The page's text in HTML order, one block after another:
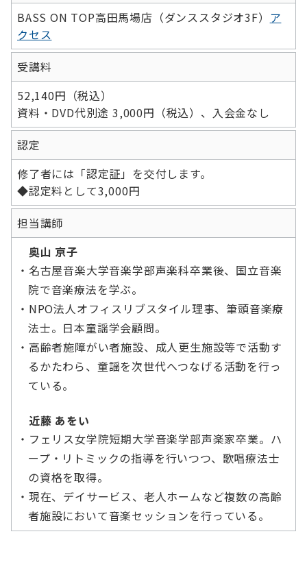
BASS ON TOP高田馬場店（ダンススタジオ3F） ア
クセス
受講料
52,140円（税込）
資料・DVD代別途 3,000円（税込）、入会金なし
認定
修了者には「認定証」を交付します。
◆認定料として3,000円
担当講師
奥山 京子
・名古屋音楽大学音楽学部声楽科卒業後、国立音楽
院で音楽療法を学ぶ。
・NPO法人オフィスリブスタイル理事、筆頭音楽療
法士。日本童謡学会顧問。
・高齢者施障がい者施設、成人更生施設等で活動す
るかたわら、童謡を次世代へつなげる活動を行っ
ている。
近藤 あをい
・フェリス女学院短期大学音楽学部声楽家卒業。ハ
ープ・リトミックの指導を行いつつ、歌唱療法士
の資格を取得。
・現在、デイサービス、老人ホームなど複数の高齢
者施設において音楽セッションを行っている。